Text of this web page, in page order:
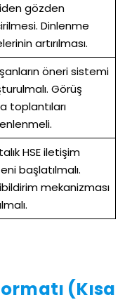
gözden
Dinlenme
artırılması.
öneri sistemi
Görüş
toplantıları
HSE iletişim
başlatılmalı.
mekanizması
(Kısa